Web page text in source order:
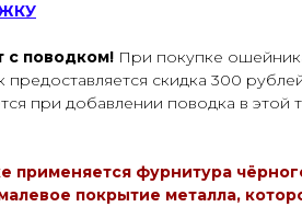
с поводком! При покупке
скидка 300
при добавлении поводка в этой
применяется фурнитура
покрытие металла,